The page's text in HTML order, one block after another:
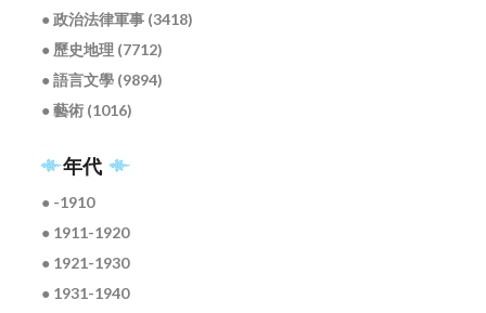
● 政治法律軍事 (3418)
● 歷史地理 (7712)
● 語言文學 (9894)
● 藝術 (1016)
年代
● -1910
● 1911-1920
● 1921-1930
● 1931-1940